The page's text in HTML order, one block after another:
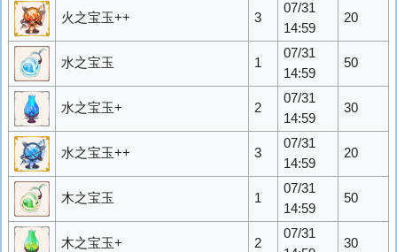
火之宝玉++ 3
07/31
14:59
20
水之宝玉 1
07/31
14:59
50
水之宝玉+ 2
07/31
14:59
30
水之宝玉++ 3
07/31
14:59
20
木之宝玉 1
07/31
14:59
50
木之宝玉+ 2
07/31
30